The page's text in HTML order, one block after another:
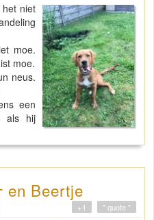
het niet
moe.
moe.
neus.
een
als hij
en Beertje
" quote "
+1